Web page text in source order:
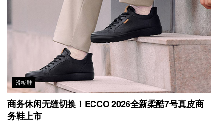
滑板鞋
商务休闲无缝切换！ECCO 2026全新柔酷7号真皮商
务鞋上市